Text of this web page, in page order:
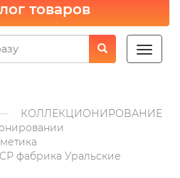
товаров
Toggle
КОЛЛЕКЦИОНИРОВАНИЕ
фабрика Уральские